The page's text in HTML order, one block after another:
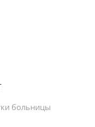
больницы